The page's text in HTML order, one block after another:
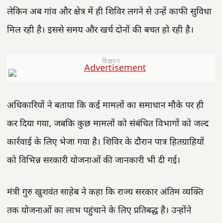
लेकिन अब गांव और क्षेत्र में ही शिविर लगने से उन्हें काफी सुविधा
मिल रही है। इससे समय और खर्च दोनों की बचत हो रही है।
विज्ञापन
अधिकारियों ने बताया कि कई मामलों का समाधान मौके पर ही
कर दिया गया, जबकि कुछ मामलों को संबंधित विभागों को जल्द
कार्रवाई के लिए भेजा गया है। शिविर के दौरान पात्र हितग्राहियों
को विभिन्न सरकारी योजनाओं की जानकारी भी दी गई।
मंत्री गुरु खुशवंत साहेब ने कहा कि राज्य सरकार अंतिम व्यक्ति
तक योजनाओं का लाभ पहुंचाने के लिए प्रतिबद्ध है। उन्होंने